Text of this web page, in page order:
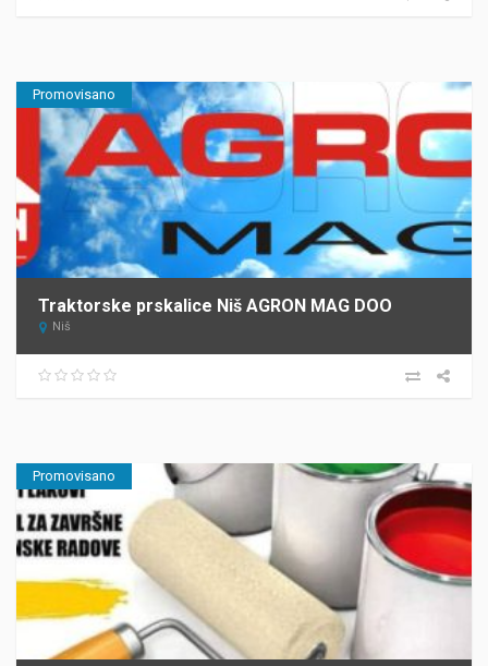
Promovisano
Traktorske prskalice Niš AGRON MAG DOO
Niš
Promovisano